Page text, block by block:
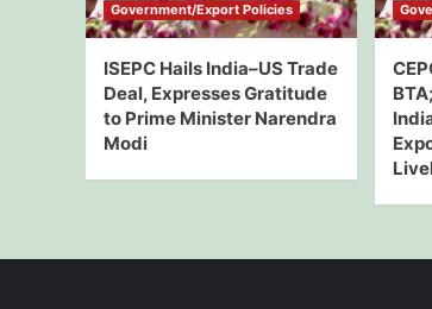
Government/Export Policies
ISEPC Hails India–US Trade
Deal, Expresses Gratitude
to Prime Minister Narendra
Modi